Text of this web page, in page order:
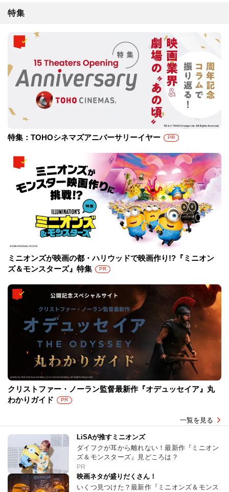
特集
特集：TOHOシネマズアニバーサリーイヤー PR
ミニオンズが映画の都・ハリウッドで映画作り!?『ミニオン
ズ＆モンスターズ』特集
PR
クリストファー・ノーラン監督最新作『オデュッセイア』丸
わかりガイド
PR
一覧を見る
LiSAが推すミニオンズ
ダイフクが耳から離れない！最新作『ミニオン
ズ＆モンスターズ』見どころは？
PR
映画ネタが盛りだくさん！
いくつ見つけた？最新作『ミニオンズ＆モンス